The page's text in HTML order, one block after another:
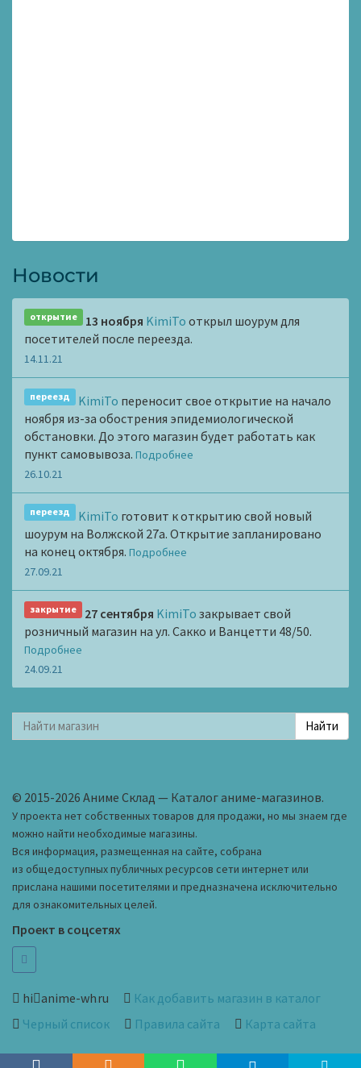
Новости
открытие 13 ноября KimiTo открыл шоурум для
посетителей после переезда.
14.11.21
переезд KimiTo переносит свое открытие на начало
ноября из-за обострения эпидемиологической
обстановки. До этого магазин будет работать как
пункт самовывоза. Подробнее
26.10.21
переезд KimiTo готовит к открытию свой новый
шоурум на Волжской 27а. Открытие запланировано
на конец октября. Подробнее
27.09.21
закрытие 27 сентября KimiTo закрывает свой
розничный магазин на ул. Сакко и Ванцетти 48/50.
Подробнее
24.09.21
© 2015-2026 Аниме Склад — Каталог аниме-магазинов.
У проекта нет собственных товаров для продажи, но мы знаем где
можно найти необходимые магазины.
Вся информация, размещенная на сайте, собрана
из общедоступных публичных ресурсов сети интернет или
прислана нашими посетителями и предназначена исключительно
для ознакомительных целей.
Проект в соцсетях
hi anime-whru
Как добавить магазин в каталог
Черный список
Правила сайта Карта сайта